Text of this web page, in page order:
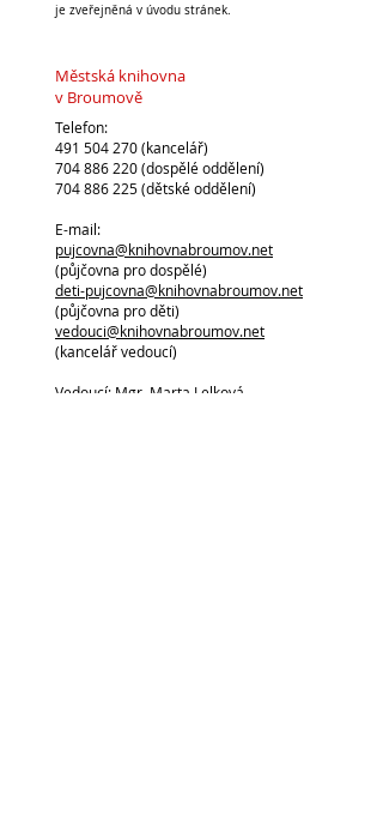
je zveřejněná v úvodu stránek.
Městská knihovna
v Broumově
Telefon:
491 504 270 (kancelář)
704 886 220(dospělé oddělení)
704 886 225(dětské oddělení)
E-mail:
pujcovna@knihovnabroumov.net
(půjčovna pro dospělé)
deti-pujcovna@knihovnabroumov.net
(půjčovna pro děti)
vedouci@knihovnabroumov.net
(kancelář vedoucí)
Vedoucí: Mgr. Marta Lelková